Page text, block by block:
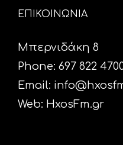
ΕΠΙΚΟΙΝΩΝΙΑ
Μπερνιδάκη 8
Phone: 697 822
Email:
Web: HxosFm.gr